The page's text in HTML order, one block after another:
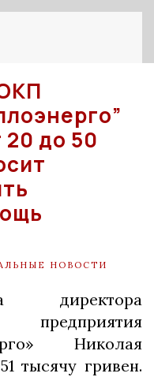
20 до 50
НОВОСТИ
директора
Николая
тысячу гривен.